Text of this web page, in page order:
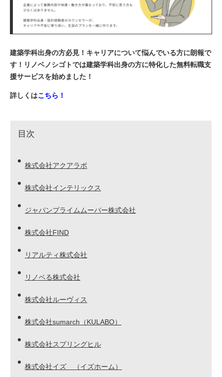
建築学科出身の方必見！キャリアについて悩んでいる方に朗報で
す！リノベノシゴトでは建築学科出身の方に特化した無料転職支
援サービスを始めました！
詳しくはこちら！
目次
株式会社アクアラボ
株式会社インテリックス
ジャパンプライムムーバー株式会社
株式会社FIND
リアルティ株式会社
リノベる株式会社
株式会社ルーヴィス
株式会社sumarch（KULABO）
株式会社スプリングヒル
株式会社イズ （イズホーム）